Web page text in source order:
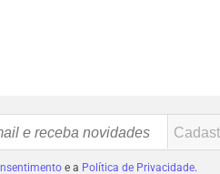
e a Política de Privacidade.